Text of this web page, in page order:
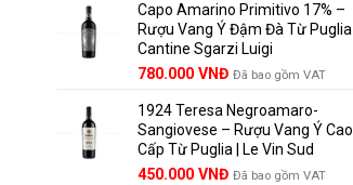
Capo Amarino Primitivo 17% –
Rượu Vang Ý Đậm Đà Từ Puglia |
Cantine Sgarzi Luigi
Giá
là:
858.000 VNĐ.
780.000 VNĐGiá
tại
là:
780.000 VNĐ.
Đã bao gồm VAT
1924 Teresa Negroamaro-
Sangiovese – Rượu Vang Ý Cao
Cấp Từ Puglia | Le Vin Sud
Giá
450.000 VNĐGiá
Đã bao gồm VAT